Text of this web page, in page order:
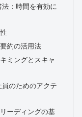
：時間を有効に
約の活用法
ミングとスキャ
のためのアクテ
ーディングの基